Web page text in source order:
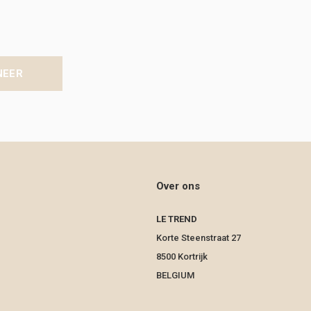
Over ons
LE TREND
Korte Steenstraat 27
8500 Kortrijk
BELGIUM